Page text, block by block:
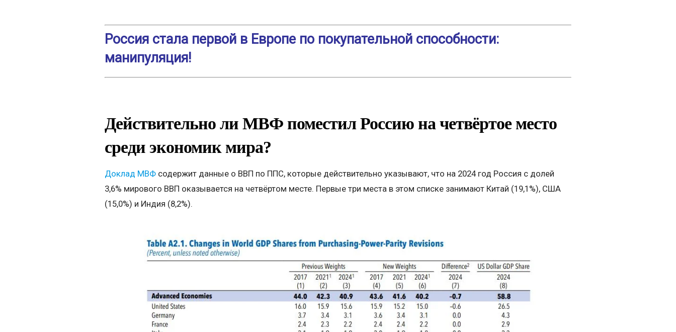
Россия стала первой в Европе по покупательной способности:
манипуляция!
Действительно ли МВФ поместил Россию на четвёртое место
среди экономик мира?
Доклад МВФ содержит данные о ВВП по ППС, которые действительно указывают, что на 2024 год Россия с долей
3,6% мирового ВВП оказывается на четвёртом месте. Первые три места в этом списке занимают Китай (19,1%), США
(15,0%) и Индия (8,2%).